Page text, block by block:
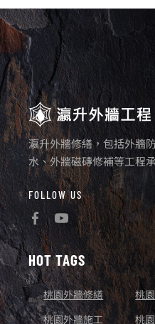
瀛升外牆修繕，包括外牆
水、外牆磁磚修補等工程
FOLLOW US
HOT TAGS
桃園外牆修繕 桃
桃園外牆施工 桃